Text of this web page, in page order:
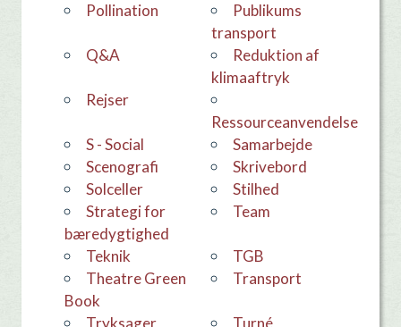
Pollination
Publikums
transport
Q&A
Reduktion af
klimaaftryk
Rejser
Ressourceanvendelse
S - Social
samarbejde
Scenografi
skrivebord
Solceller
stilhed
Strategi for
bæredygtighed
team
teknik
TGB
Theatre Green
Book
Transport